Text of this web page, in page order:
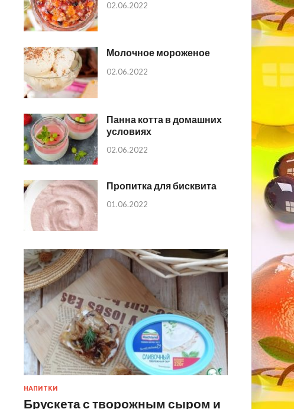
02.06.2022
Молочное мороженое
02.06.2022
Панна котта в домашних
условиях
02.06.2022
Пропитка для бисквита
01.06.2022
НАПИТКИ
Брускета с творожным сыром и